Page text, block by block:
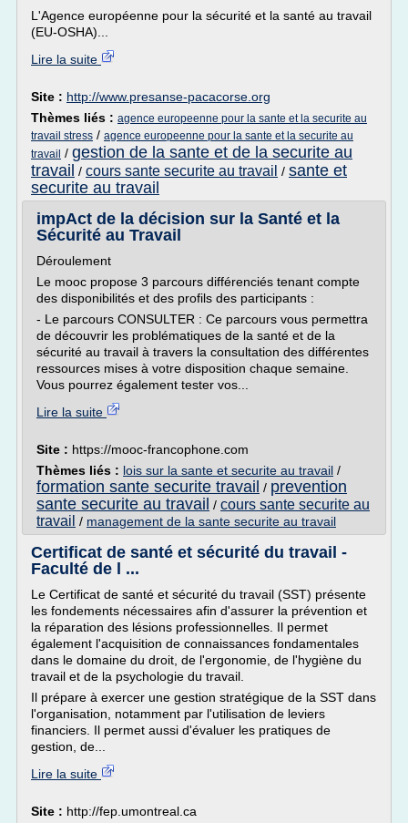
L'Agence européenne pour la sécurité et la santé au travail
(EU-OSHA)...
Lire la suite
Site : http://www.presanse-pacacorse.org
Thèmes liés : agence europeenne pour la sante et la securite au
travail stress / agence europeenne pour la sante et la securite au
travail / gestion de la sante et de la securite au
travail / cours sante securite au travail / sante et
securite au travail
impAct de la décision sur la Santé et la
Sécurité au Travail
Déroulement
Le mooc propose 3 parcours différenciés tenant compte
des disponibilités et des profils des participants :
- Le parcours CONSULTER : Ce parcours vous permettra
de découvrir les problématiques de la santé et de la
sécurité au travail à travers la consultation des différentes
ressources mises à votre disposition chaque semaine.
Vous pourrez également tester vos...
Lire la suite
Site : https://mooc-francophone.com
Thèmes liés : lois sur la sante et securite au travail /
formation sante securite travail / prevention
sante securite au travail / cours sante securite au
travail / management de la sante securite au travail
Certificat de santé et sécurité du travail -
Faculté de l ...
Le Certificat de santé et sécurité du travail (SST) présente
les fondements nécessaires afin d'assurer la prévention et
la réparation des lésions professionnelles. Il permet
également l'acquisition de connaissances fondamentales
dans le domaine du droit, de l'ergonomie, de l'hygiène du
travail et de la psychologie du travail.
Il prépare à exercer une gestion stratégique de la SST dans
l'organisation, notamment par l'utilisation de leviers
financiers. Il permet aussi d'évaluer les pratiques de
gestion, de...
Lire la suite
Site : http://fep.umontreal.ca